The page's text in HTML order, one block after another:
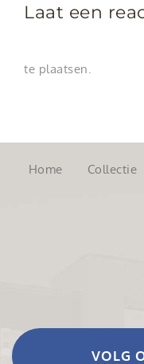
Laat een
te plaatsen.
Home Collectie
VOLG